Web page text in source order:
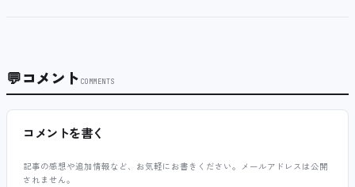
💬コメント COMMENTS
コメントを書く
記事の感想や追加情報など、お気軽にお書きください。メールアドレスは公開
されません。